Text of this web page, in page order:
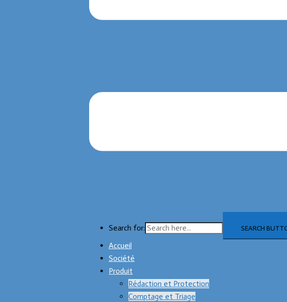
Search for: SEARCH
Accueil
Société
Produit
Rédaction et Protection
Comptage et Triage